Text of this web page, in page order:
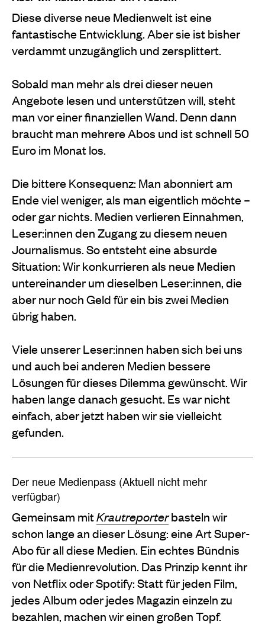
Diese diverse neue Medienwelt ist eine
fantastische Entwicklung. Aber sie ist bisher
verdammt unzugänglich und zersplittert.
Sobald man mehr als drei dieser neuen
Angebote lesen und unterstützen will, steht
man vor einer finanziellen Wand. Denn dann
braucht man mehrere Abos und ist schnell 50
Euro im Monat los.
Die bittere Konsequenz: Man abonniert am
Ende viel weniger, als man eigentlich möchte –
oder gar nichts. Medien verlieren Einnahmen,
Leser:innen den Zugang zu diesem neuen
Journalismus. So entsteht eine absurde
Situation: Wir konkurrieren als neue Medien
untereinander um dieselben Leser:innen, die
aber nur noch Geld für ein bis zwei Medien
übrig haben.
Viele unserer Leser:innen haben sich bei uns
und auch bei anderen Medien bessere
Lösungen für dieses Dilemma gewünscht. Wir
haben lange danach gesucht. Es war nicht
einfach, aber jetzt haben wir sie vielleicht
gefunden.
Der neue Medienpass (Aktuell nicht mehr
verfügbar)
Gemeinsam mitKrautreporterbasteln wir
schon lange an dieser Lösung: eine Art Super-
Abo für all diese Medien. Ein echtes Bündnis
für die Medienrevolution. Das Prinzip kennt ihr
von Netflix oder Spotify: Statt für jeden Film,
jedes Album oder jedes Magazin einzeln zu
bezahlen, machen wir einen großen Topf.